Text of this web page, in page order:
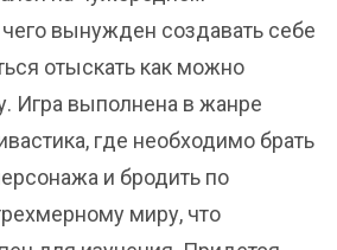
чего вынужден создавать себе
отыскать как можно
Игра выполнена в жанре
где необходимо брать
и бродить по
миру, что